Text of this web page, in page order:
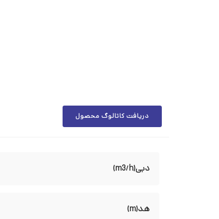
دریافت کاتالوگ محصول
دبی(m3/h)
هد(m)